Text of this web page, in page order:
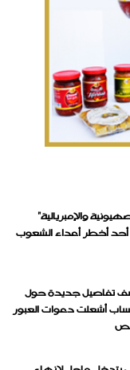
والإمبريالية”
أحد أخطر أعداء الشعوب
تفاصيل جديدة حول
أشعلت دعوات العبور